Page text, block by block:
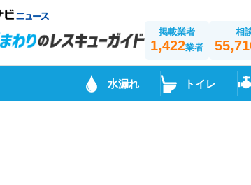
掲載業者
1,422業者
相
水漏れ トイレ